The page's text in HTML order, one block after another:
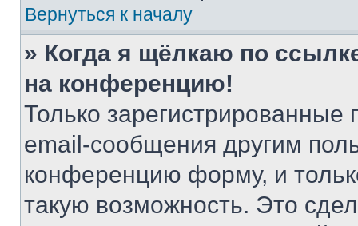
Вернуться к началу
» Когда я щёлкаю по
на конференцию!
Только зарегистрированные
email-сообщения другим
конференцию форму, и
такую возможность. Это